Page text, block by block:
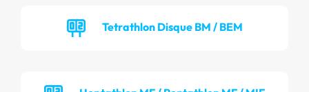
Tetrathlon Disque BM / BEM